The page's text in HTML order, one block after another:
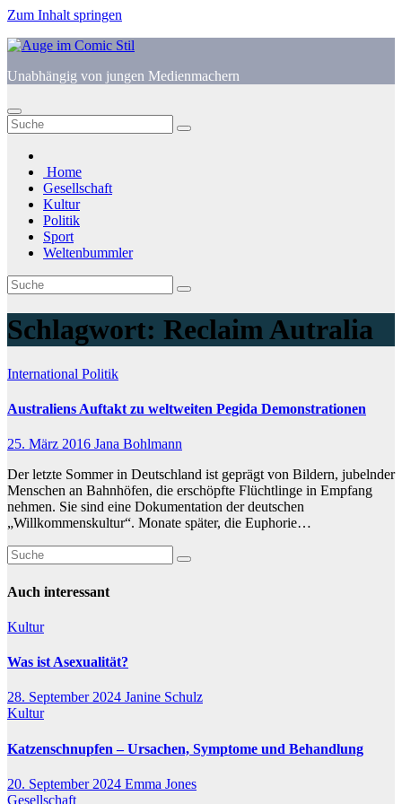
Zum Inhalt springen
Unabhängig von jungen Medienmachern
Home
Gesellschaft
Kultur
Politik
Sport
Weltenbummler
Schlagwort: Reclaim Autralia
International Politik
Australiens Auftakt zu weltweiten Pegida Demonstrationen
25. März 2016 Jana Bohlmann
Der letzte Sommer in Deutschland ist geprägt von Bildern, jubelnder
Menschen an Bahnhöfen, die erschöpfte Flüchtlinge in Empfang
nehmen. Sie sind eine Dokumentation der deutschen
„Willkommenskultur“. Monate später, die Euphorie…
Auch interessant
Kultur
Was ist Asexualität?
28. September 2024 Janine Schulz
Kultur
Katzenschnupfen – Ursachen, Symptome und Behandlung
20. September 2024 Emma Jones
Gesellschaft